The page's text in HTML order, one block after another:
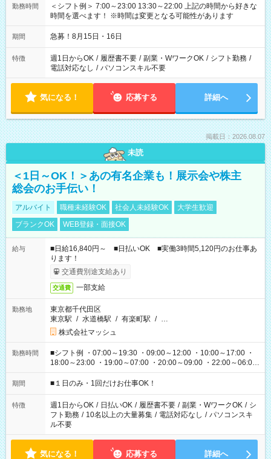
勤務時間
＜シフト例＞ 7:00～23:00 13:30～22:00 上記の時間から好きな
時間を選べます！ ※時間は変更となる可能性があります
期間 急募！8月15日・16日
特徴 週1日からOK / 履歴書不要 / 副業・WワークOK / シフト勤務 /
電話対応なし / パソコンスキル不要
気になる！ 応募する 詳細へ
掲載日：2026.08.07
未読
＜1日～OK！＞あの有名企業も！展示会や株主
総会のお手伝い！
アルバイト 職種未経験OK 社会人未経験OK
大学生歓迎
ブランクOK
WEB登録・面接OK
給与
■日給16,840円～ ■日払いOK ■実働3時間5,120円のお仕事あ
ります！
交通費別途支給あり
交通費 一部支給
勤務地
東京都千代田区
東京駅 / 水道橋駅 / 有楽町駅 / …
株式会社マッシュ
勤務時間
■シフト例 ・07:00～19:30 ・09:00～12:00 ・10:00～17:00 ・
18:00～23:00 ・19:00～07:00 ・20:00～09:00 ・22:00～06:00
etc ★最短で3時間で5,120円のお仕事から 15時間で2万円近く稼
げるお仕事も！ ご希望のお時間に合わせてご紹介！ ※シフトは
ください！
期間 ■１日のみ・1回だけお仕事OK！
特徴 週1日からOK / 日払いOK / 履歴書不要 / 副業・WワークOK / シ
フト勤務 / 10名以上の大量募集 / 電話対応なし / パソコンスキ
ル不要
気になる！ 応募する 詳細へ